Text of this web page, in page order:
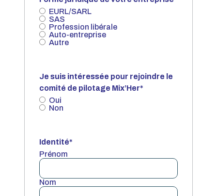
EURL/SARL
SAS
Profession libérale
Auto-entreprise
Autre
Je suis intéressée pour rejoindre le
comité de pilotage Mix’Her*
Oui
Non
Identité*
Prénom
Nom